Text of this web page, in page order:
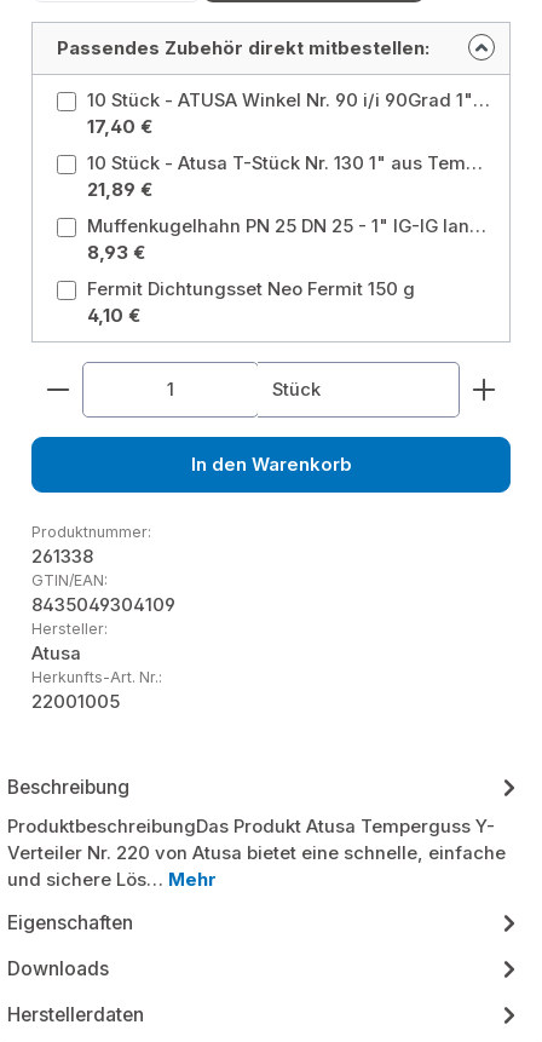
Passendes Zubehör direkt mitbestellen:
10 Stück - ATUSA Winkel Nr. 90 i/i 90Grad 1" aus Temperguss, schwarz Größe: 1 Zoll / Oberfläche: schwarz/ unverzinkt
17,40 €
10 Stück - Atusa T-Stück Nr. 130 1" aus Temperguss, schwarz Größe: 1 Zoll / Oberfläche: schwarz/ unverzinkt
21,89 €
Muffenkugelhahn PN 25 DN 25 - 1" IG-IG langer Hebel ohne Entleerung für Heizung, Brauchwasser, Grauwasser, Gartenwasser Größe: 1 Zoll
8,93 €
Fermit Dichtungsset Neo Fermit 150 g
4,10 €
Produkt Anzahl: Gib den gewünschten Wert
Stück
In den Warenkorb
Produktnummer:
261338
GTIN/EAN:
8435049304109
Hersteller:
Atusa
Herkunfts-Art. Nr.:
22001005
Beschreibung
ProduktbeschreibungDas Produkt Atusa Temperguss Y-
Verteiler Nr. 220 von Atusa bietet eine schnelle, einfache
und sichere Lös… Mehr
Eigenschaften
Downloads
Herstellerdaten